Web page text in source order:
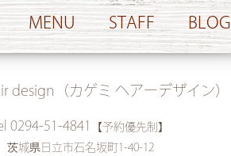
MENU STAFF BLOG
design（カゲミ ヘアーデザイン）
0294-51-4841
【予約優先制】
茨城県日立市石名坂町1-40-12